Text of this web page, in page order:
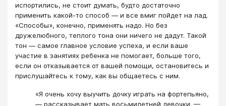
испортились, не стоит думать, будто достаточно
применить какой-то способ — и все вмиг пойдет на лад.
«Способы», конечно, применять надо. Но без
дружелюбного, теплого тона они ничего не дадут. Такой
тон — самое главное условие успеха, и если ваше
участие в занятиях ребенка не помогает, больше того,
если он отказывается от вашей помощи, остановитесь и
прислушайтесь к тому, как вы общаетесь с ним.
«Я очень хочу выучить дочку играть на фортепьяно,
— рассказывает мать восьмилетней девочки. —